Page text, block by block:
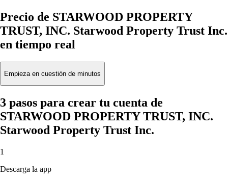
Precio de STARWOOD PROPERTY
TRUST, INC. Starwood Property Trust Inc.
en tiempo real
Empieza en cuestión de minutos
3 pasos para crear tu cuenta de
STARWOOD PROPERTY TRUST, INC.
Starwood Property Trust Inc.
1
Descarga la app